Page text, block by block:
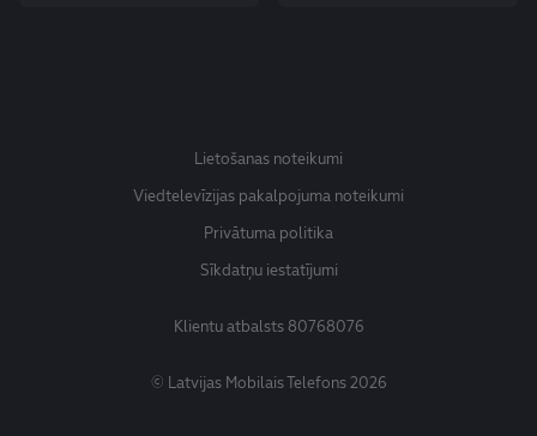
Lietošanas noteikumi
Viedtelevīzijas pakalpojuma noteikumi
Privātuma politika
Sīkdatņu iestatījumi
Klientu atbalsts80768076
© Latvijas Mobilais Telefons 2026